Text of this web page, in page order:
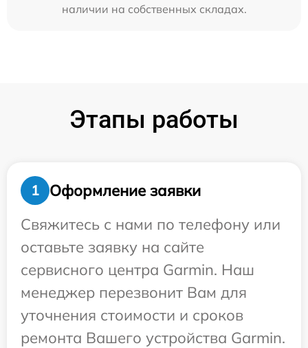
наличии на собственных складах.
Этапы работы
1
Оформление заявки
Свяжитесь с нами по телефону или
оставьте заявку на сайте
сервисного центра Garmin. Наш
менеджер перезвонит Вам для
уточнения стоимости и сроков
ремонта Вашего устройства Garmin.